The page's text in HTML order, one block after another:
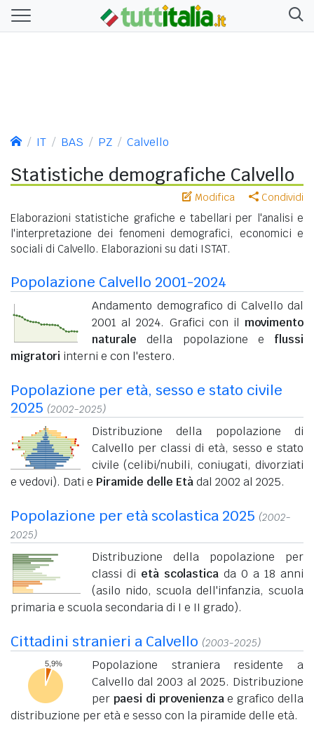
IT BAS PZ Calvello
Statistiche demografiche Calvello
Modifica Condividi
Elaborazioni statistiche grafiche e tabellari per l'analisi e
l'interpretazione dei fenomeni demografici, economici e
sociali di Calvello. Elaborazioni su dati ISTAT.
Popolazione Calvello 2001-2024
Andamento demografico di Calvello dal
2001 al 2024. Grafici con il movimento
naturale della popolazione e flussi
migratori interni e con l'estero.
Popolazione per età, sesso e stato civile
2025 (2002-2025)
Distribuzione della popolazione di
Calvello per classi di età, sesso e stato
civile (celibi/nubili, coniugati, divorziati
e vedovi). Dati e Piramide delle Etàdal 2002 al 2025.
Popolazione per età scolastica 2025 (2002-
2025)
Distribuzione della popolazione per
classi di età scolastica da 0 a 18 anni
(asilo nido, scuola dell'infanzia, scuola
primaria e scuola secondaria di I e II grado).
Cittadini stranieri a Calvello (2003-2025)
Popolazione straniera residente a
Calvello dal 2003 al 2025. Distribuzione
per paesi di provenienzae grafico della
distribuzione per età e sesso con la piramide delle età.